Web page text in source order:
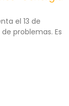
el 13 de
problemas. Es